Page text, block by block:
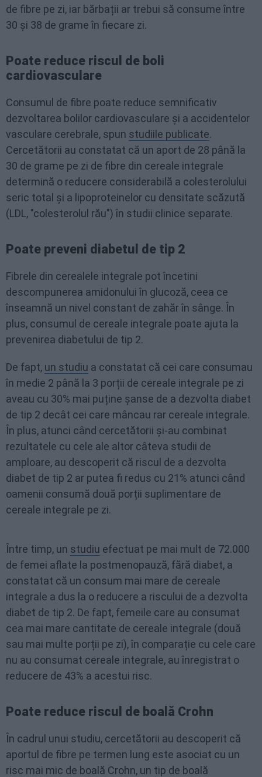
de fibre pe zi, iar bărbații ar trebui să consume între
30 și 38 de grame în fiecare zi.
Poate reduce riscul de boli
cardiovasculare
Consumul de fibre poate reduce semnificativ
dezvoltarea bolilor cardiovasculare și a accidentelor
vasculare cerebrale, spun studiile publicate.
Cercetătorii au constatat că un aport de 28 până la
30 de grame pe zi de fibre din cereale integrale
determină o reducere considerabilă a colesterolului
seric total și a lipoproteinelor cu densitate scăzută
(LDL, "colesterolul rău") în studii clinice separate.
Poate preveni diabetul de tip 2
Fibrele din cerealele integrale pot încetini
descompunerea amidonului în glucoză, ceea ce
înseamnă un nivel constant de zahăr în sânge. În
plus, consumul de cereale integrale poate ajuta la
prevenirea diabetului de tip 2.
De fapt, un studiu a constatat că cei care consumau
în medie 2 până la 3 porții de cereale integrale pe zi
aveau cu 30% mai puține șanse de a dezvolta diabet
de tip 2 decât cei care mâncau rar cereale integrale.
În plus, atunci când cercetătorii și-au combinat
rezultatele cu cele ale altor câteva studii de
amploare, au descoperit că riscul de a dezvolta
diabet de tip 2 ar putea fi redus cu 21% atunci când
oamenii consumă două porții suplimentare de
cereale integrale pe zi.
Între timp, un studiu efectuat pe mai mult de 72.000
de femei aflate la postmenopauză, fără diabet, a
constatat că un consum mai mare de cereale
integrale a dus la o reducere a riscului de a dezvolta
diabet de tip 2. De fapt, femeile care au consumat
cea mai mare cantitate de cereale integrale (două
sau mai multe porții pe zi), în comparație cu cele care
nu au consumat cereale integrale, au înregistrat o
reducere de 43% a acestui risc.
Poate reduce riscul de boală Crohn
În cadrul unui studiu, cercetătorii au descoperit că
aportul de fibre pe termen lung este asociat cu un
risc mai mic de boală Crohn, un tip de boală